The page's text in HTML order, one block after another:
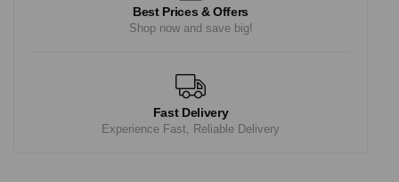
Best Prices & Offers
Shop now and save big!
Fast Delivery
Experience Fast, Reliable Delivery